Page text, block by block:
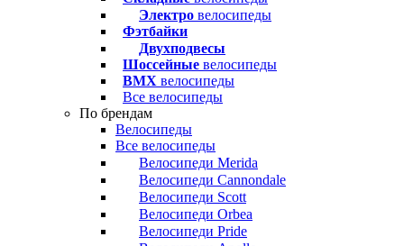
Электро велосипеды
Фэтбайки
Двухподвесы
Шоссейные велосипеды
BMX велосипеды
Все велосипеды
По брендам
Велосипеды
Все велосипеды
Велосипеди Merida
Велосипеди Cannondale
Велосипеди Scott
Велосипеди Orbea
Велосипеди Pride